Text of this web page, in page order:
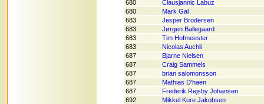
680
Clausjannic Labuz
680
Mark Gal
683
Jesper Brodersen
683
Jørgen Ballegaard
683
Tim Hofmeester
683
Nicolas Auchli
687
Bjarne Nielsen
687
Craig Sammels
687
brian salomonsson
687
Mathias D'haen
687
Frederik Rejsby Johansen
692
Mikkel Kure Jakobsen